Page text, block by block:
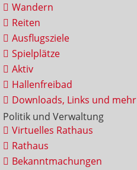
Wandern
Reiten
Ausflugsziele
Spielplätze
Aktiv
Hallenfreibad
Downloads, Links und mehr
Politik und Verwaltung
Virtuelles Rathaus
Rathaus
Bekanntmachungen